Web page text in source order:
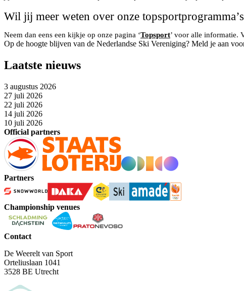
Wil jij meer weten over onze
Neem dan eens een kijkje op onze pagina ‘Topsport’ voor alle informatie.
Op de hoogte blijven van de Nederlandse Ski Vereniging? Meld je aan
Laatste nieuws
3 augustus 2026
27 juli 2026
22 juli 2026
14 juli 2026
10 juli 2026
Official partners
Partners
Championship venues
Contact
De Weerelt van Sport
Orteliuslaan 1041
3528 BE Utrecht